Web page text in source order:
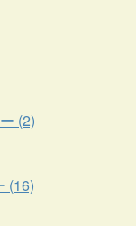
(2)
(16)